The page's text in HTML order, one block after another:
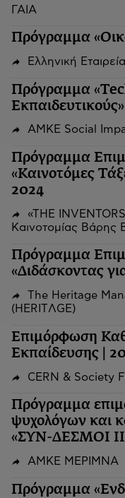
ΓΑΙΑ
Πρόγραμμα
Ελληνική
Πρόγραμμα
ΑΜΚΕ Social
Πρόγραμμα
«Καινοτόμες
2024
«THE
Καινοτομίας Βάρης
Πρόγραμμα
«Διδάσκοντας
The Heritage
(HERITΛGΕ)
Επιμόρφωση
Εκπαίδευσης |
CERN & Society
Πρόγραμμα
ψυχολόγων και
«ΣΥΝ-ΔΕΣΜΟΙ
ΑΜΚΕ ΜΕΡΙΜΝΑ
Πρόγραμμα